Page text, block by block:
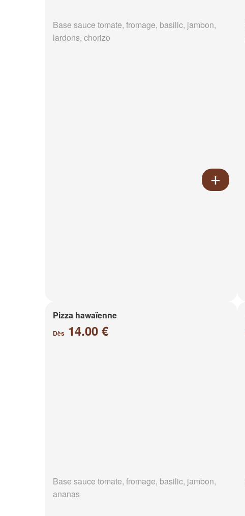
Base sauce tomate, fromage, basilic, jambon,
lardons, chorizo
Pizza hawaïenne
Dès 14.00 €
Base sauce tomate, fromage, basilic, jambon,
ananas